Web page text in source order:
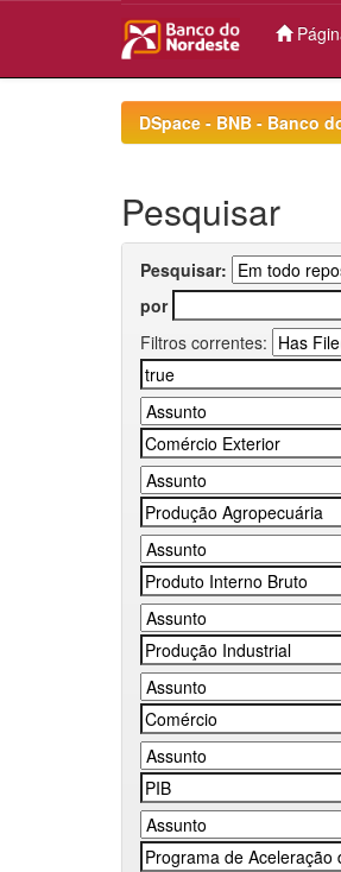
DSpace - BNB - Banco
Pesquisar
Pesquisar:
por
Filtros correntes: